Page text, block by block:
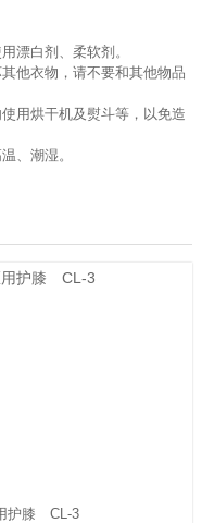
漂白剂、柔软剂。
他衣物，请不要和其他物品
用烘干机及熨斗等，以免造
、潮湿。
护膝 CL-3